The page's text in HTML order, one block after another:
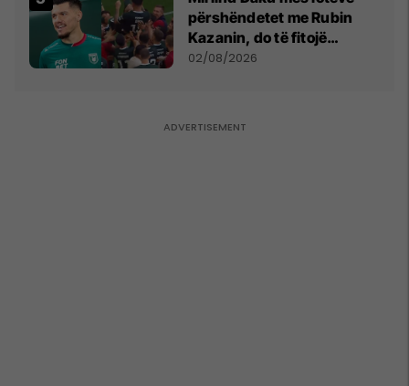
përshëndetet me Rubin
Kazanin, do të fitojë
miliona te Spartak Moska
02/08/2026